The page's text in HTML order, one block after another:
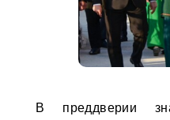
В преддверии